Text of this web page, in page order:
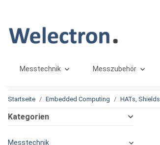
Messtechnik Messzubehör
Startseite Embedded Computing HATs, Shields
Kategorien
Messtechnik